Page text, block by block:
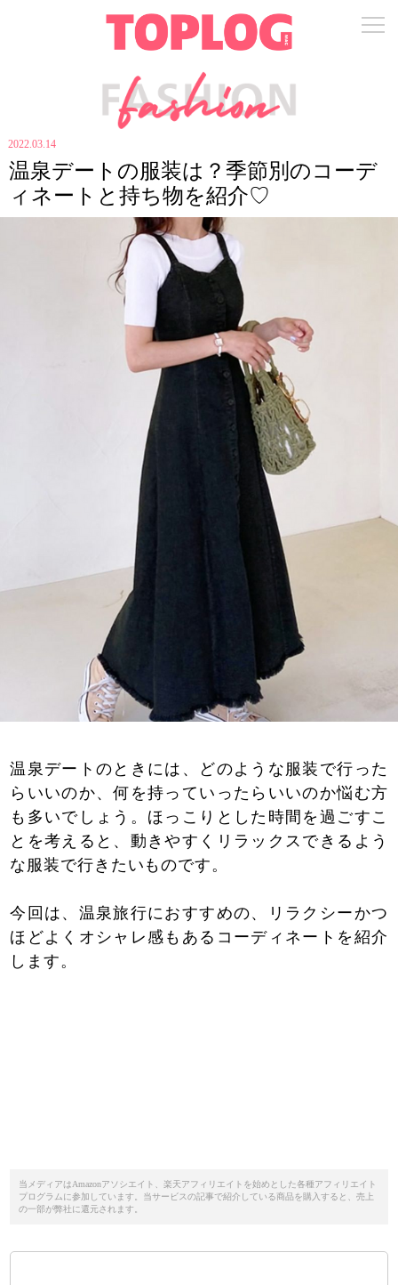
2022.03.14
温泉デートの服装は？季節別のコーデ
ィネートと持ち物を紹介♡
温泉デートのときには、どのような服装で行った
らいいのか、何を持っていったらいいのか悩む方
も多いでしょう。ほっこりとした時間を過ごすこ
とを考えると、動きやすくリラックスできるよう
な服装で行きたいものです。
今回は、温泉旅行におすすめの、リラクシーかつ
ほどよくオシャレ感もあるコーディネートを紹介
します。
当メディアはAmazonアソシエイト、楽天アフィリエイトを始めとした各種アフィリエイト
プログラムに参加しています。当サービスの記事で紹介している商品を購入すると、売上
の一部が弊社に還元されます。